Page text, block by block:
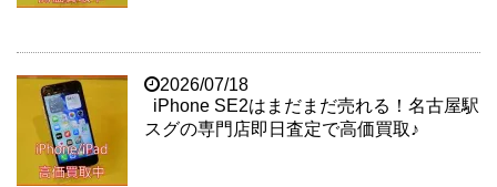
2026/07/18
iPhone SE2はまだまだ売れる！名古屋駅
スグの専門店即日査定で高価買取♪